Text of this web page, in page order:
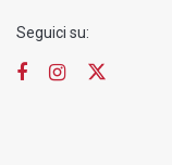
Seguici su: